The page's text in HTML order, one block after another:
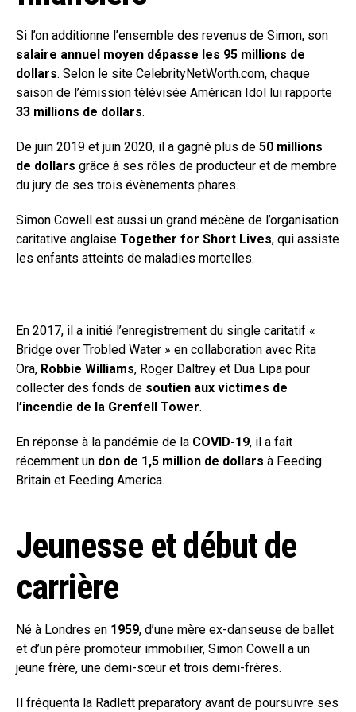
Si l’on additionne l’ensemble des revenus de Simon, son
salaire annuel moyen dépasse les 95 millions de
dollars. Selon le site CelebrityNetWorth.com, chaque
saison de l’émission télévisée Américan Idol lui rapporte
33 millions de dollars.
De juin 2019 et juin 2020, il a gagné plus de 50 millions
de dollars grâce à ses rôles de producteur et de membre
du jury de ses trois évènements phares.
Simon Cowell est aussi un grand mécène de l’organisation
caritative anglaise Together for Short Lives, qui assiste
les enfants atteints de maladies mortelles.
En 2017, il a initié l’enregistrement du single caritatif «
Bridge over Trobled Water » en collaboration avec Rita
Ora, Robbie Williams, Roger Daltrey et Dua Lipa pour
collecter des fonds de soutien aux victimes de
l’incendie de la Grenfell Tower.
En réponse à la pandémie de la COVID-19, il a fait
récemment un don de 1,5 million de dollars à Feeding
Britain et Feeding America.
Jeunesse et début de
carrière
Né à Londres en 1959, d’une mère ex-danseuse de ballet
et d’un père promoteur immobilier, Simon Cowell a un
jeune frère, une demi-sœur et trois demi-frères.
Il fréquenta la Radlett preparatory avant de poursuivre ses